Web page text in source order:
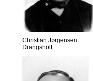
Christian Jørgensen
Drangsholt